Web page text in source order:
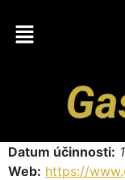
Datum účinnosti:
Web: https://